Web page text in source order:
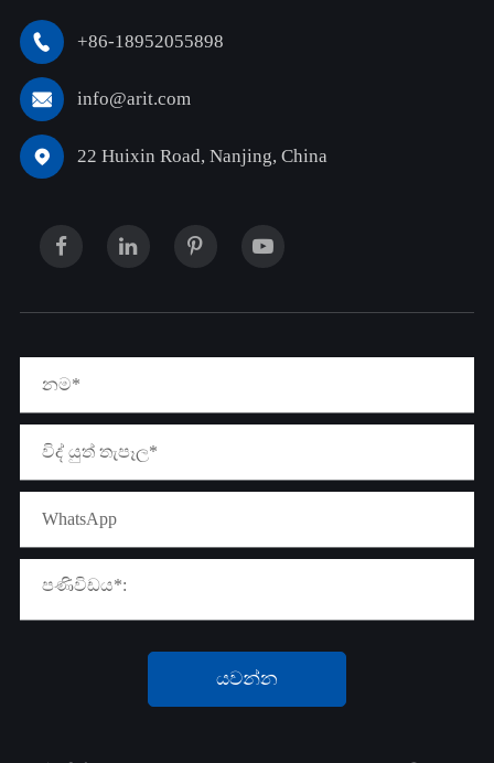
 +86-18952055898
 info@arit.com
 22 Huixin Road, Nanjing, China
යවන්න